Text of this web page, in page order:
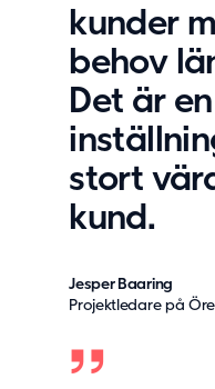
kunder
behov
Det är
stort
kund.
Jesper Baaring
Projektledare på